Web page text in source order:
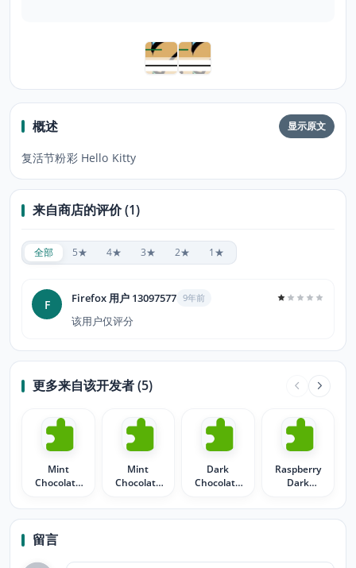
概述 显示原文
复活节粉彩 Hello Kitty
来自商店的评价 (1)
全部 5★ 4★ 3★ 2★ 1★
F Firefox 用户 13097577 9年前
该用户仅评分
更多来自该开发者 (5)
Mint
Chocolate
Mint
Chocolate
Dark
Chocolate
Hello Kitty
Raspberry
Dark
Valentines
Candy Bar
留言